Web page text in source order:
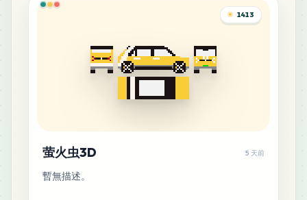
1413
萤火虫3D 5 天前
暫無描述。